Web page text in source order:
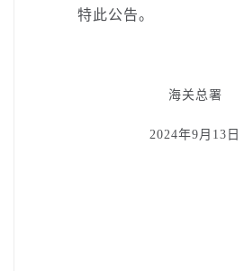
特此公告。
海关总署­ ­ ­ ­ ­
2024年9月13日­